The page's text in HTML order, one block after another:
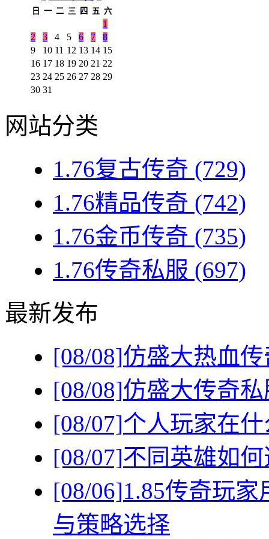
日 一 二 三 四 五 六
1
2
3 4 5 6 7
8
9
10 11 12 13 14 15
16 17 18 19 20 21 22
23 24 25 26 27 28 29
30 31
网站分类
1.76复古传奇 (729)
1.76精品传奇 (742)
1.76金币传奇 (735)
1.76传奇私服 (697)
最新发布
[08/08]仿盛大热血
[08/08]仿盛大传奇
[08/07]个人玩家在
[08/07]不同英雄如
[08/06]1.85传奇玩
与策略选择